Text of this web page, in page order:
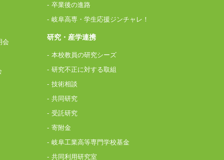
会
卒業後の進路
岐阜高専・学生応援ジンチャレ！
研究・産学連携
本校教員の研究シーズ
研究不正に対する取組
技術相談
共同研究
受託研究
寄附金
岐阜工業高等専門学校基金
共同利用研究室